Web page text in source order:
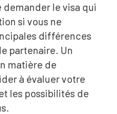
le visa qui
si vous ne
différences
partenaire. Un
matière de
à évaluer votre
les possibilités de